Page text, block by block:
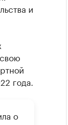
и
года.
о